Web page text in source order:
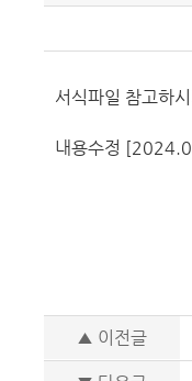
서식파일 참고하
내용수정
▲ 이전글